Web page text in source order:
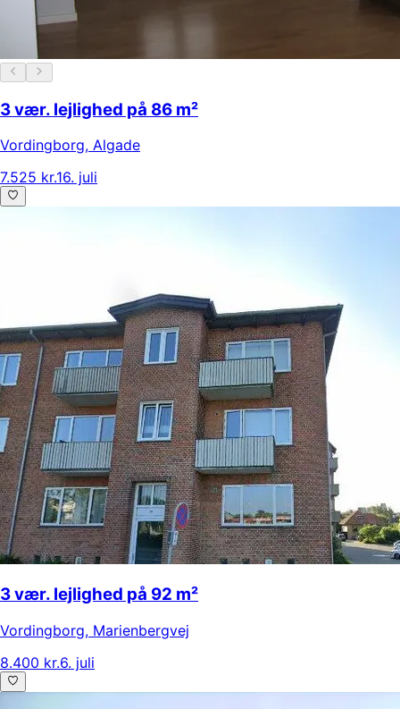
3 vær. lejlighed på 86 m²
Vordingborg, Algade
7.525 kr.16. juli
3 vær. lejlighed på 92 m²
Vordingborg, Marienbergvej
8.400 kr.6. juli